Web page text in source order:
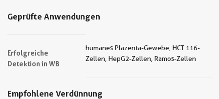
Geprüfte Anwendungen
Erfolgreiche
Detektion in WB
humanes Plazenta-Gewebe, HCT 116-
Zellen, HepG2-Zellen, Ramos-Zellen
Empfohlene Verdünnung